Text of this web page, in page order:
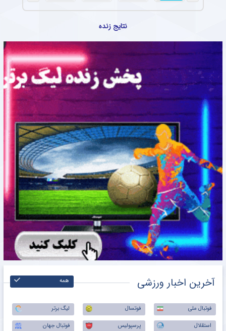
نتایج زنده
آخرین اخبار ورزشی همه
فوتبال ملی فوتسال
لیگ برتر
استقلال
پرسپولیس
فوتبال جهان